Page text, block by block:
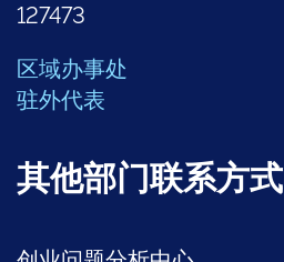
127473
区域办事处
驻外代表
其他部门联系方式